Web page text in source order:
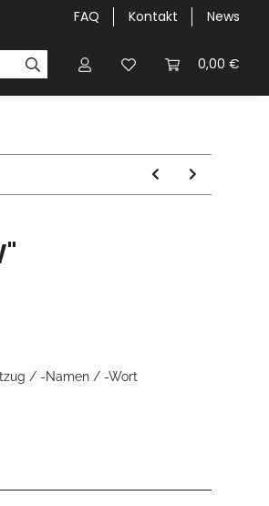
FAQ Kontakt News
0,00 €
Galerie
/ -Namen / -Wort